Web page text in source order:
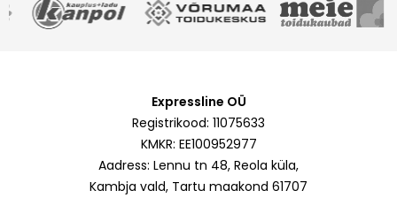
Expressline OÜ
Registrikood: 11075633
KMKR: EE100952977
Aadress: Lennu tn 48, Reola küla,
Kambja vald, Tartu maakond 61707